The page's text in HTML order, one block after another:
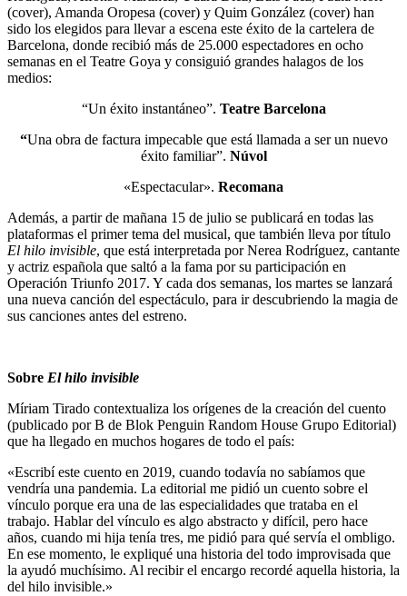
(cover), Amanda Oropesa (cover) y Quim González (cover) han
sido los elegidos para llevar a escena este éxito de la cartelera de
Barcelona, donde recibió más de 25.000 espectadores en ocho
semanas en el Teatre Goya y consiguió grandes halagos de los
medios:
“Un éxito instantáneo”. Teatre Barcelona
“Una obra de factura impecable que está llamada a ser un nuevo
éxito familiar”. Núvol
«Espectacular». Recomana
Además, a partir de mañana 15 de julio se publicará en todas las
plataformas el primer tema del musical, que también lleva por título
El hilo invisible, que está interpretada por Nerea Rodríguez, cantante
y actriz española que saltó a la fama por su participación en
Operación Triunfo 2017. Y cada dos semanas, los martes se lanzará
una nueva canción del espectáculo, para ir descubriendo la magia de
sus canciones antes del estreno.
Sobre El hilo invisible
Míriam Tirado contextualiza los orígenes de la creación del cuento
(publicado por B de Blok Penguin Random House Grupo Editorial)
que ha llegado en muchos hogares de todo el país:
«Escribí este cuento en 2019, cuando todavía no sabíamos que
vendría una pandemia. La editorial me pidió un cuento sobre el
vínculo porque era una de las especialidades que trataba en el
trabajo. Hablar del vínculo es algo abstracto y difícil, pero hace
años, cuando mi hija tenía tres, me pidió para qué servía el ombligo.
En ese momento, le expliqué una historia del todo improvisada que
la ayudó muchísimo. Al recibir el encargo recordé aquella historia, la
del hilo invisible.»